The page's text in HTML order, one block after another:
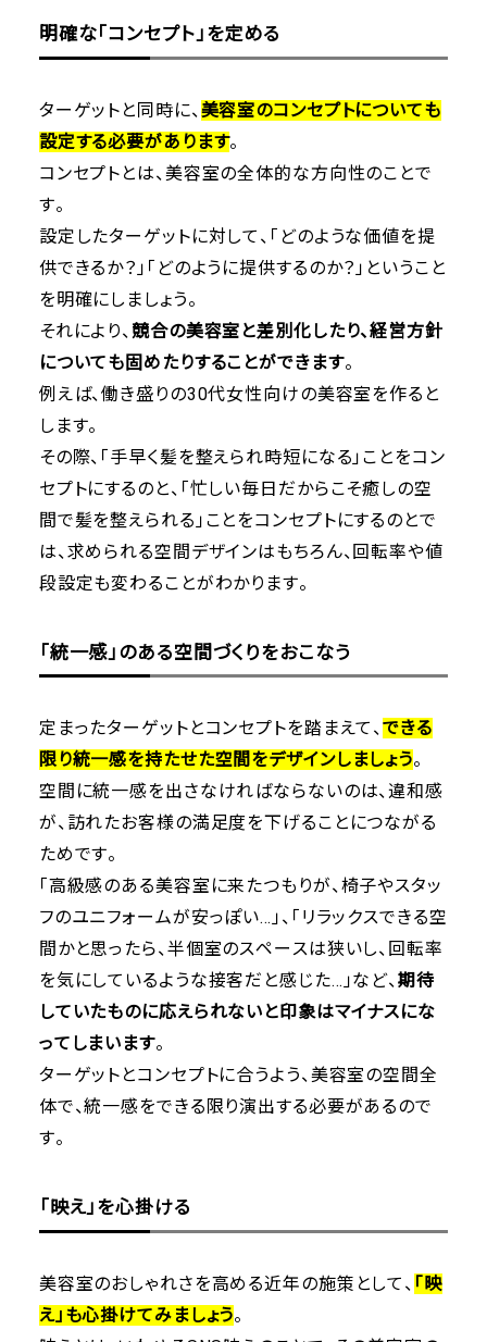
明確な「コンセプト」を定める
ターゲットと同時に、 美容室のコンセプトについても
設定する必要があります。
コンセプトとは、美容室の全体的な方向性のことで
す。
設定したターゲットに対して、「どのような価値を提
供できるか？」「どのように提供するのか？」ということ
を明確にしましょう。
それにより、 競合の美容室と差別化したり、経営方針
についても固めたりすることができます。
例えば、働き盛りの30代女性向けの美容室を作ると
します。
その際、「手早く髪を整えられ時短になる」ことをコン
セプトにするのと、「忙しい毎日だからこそ癒しの空
間で髪を整えられる」ことをコンセプトにするのとで
は、求められる空間デザインはもちろん、回転率や値
段設定も変わることがわかります。
「統一感」のある空間づくりをおこなう
定まったターゲットとコンセプトを踏まえて、できる
限り統一感を持たせた空間をデザインしましょう。
空間に統一感を出さなければならないのは、違和感
が、訪れたお客様の満足度を下げることにつながる
ためです。
「高級感のある美容室に来たつもりが、椅子やスタッ
フのユニフォームが安っぽい…」、「リラックスできる空
間かと思ったら、半個室のスペースは狭いし、回転率
を気にしているような接客だと感じた…」など、期待
していたものに応えられないと印象はマイナスにな
ってしまいます。
ターゲットとコンセプトに合うよう、美容室の空間全
体で、統一感をできる限り演出する必要があるので
す。
「映え」を心掛ける
美容室のおしゃれさを高める近年の施策として、 「映
え」も心掛けてみましょう。